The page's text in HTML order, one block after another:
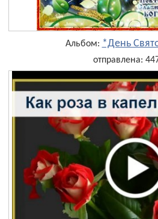
Альбом: *День
отправлена: